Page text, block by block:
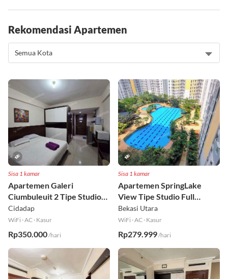
Rekomendasi Apartemen
Sisa 1 kamar
Apartemen Galeri
Ciumbuleuit 2 Tipe Studio
Full Furnished Lt 30
Cidadap
WiFi ·AC · Kasur
Rp350.000/hari
Sisa 1 kamar
Apartemen SpringLake
View Tipe Studio Full
Furnished Lt 2
Bekasi Utara
WiFi ·AC · Kasur
Rp279.999/hari